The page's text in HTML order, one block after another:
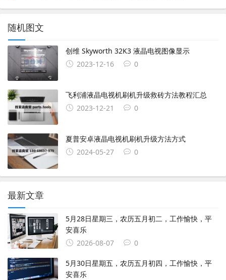
随机图文
创维 Skyworth 32K3 液晶电视图像显示
2023-12-16
0
飞利浦液晶电视机刷机升级救砖方法教程汇总
2023-12-21
0
夏普安卓液晶电视机刷机升级方法方式
2024-05-27
0
最新文章
5月28日星期三，农历五月初二，工作愉快，平
安喜乐
2026-08-07
0
5月30日星期五，农历五月初四，工作愉快，平
安喜乐